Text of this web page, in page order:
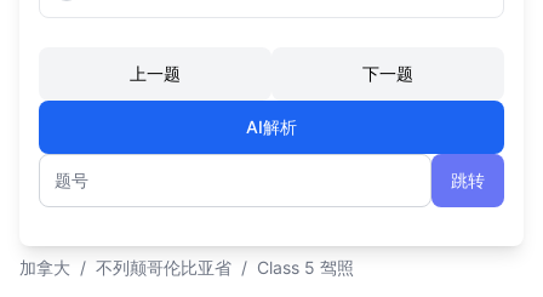
上一题 下一题
AI解析
题号
跳转
加拿大 / 不列颠哥伦比亚省 / Class 5 驾照